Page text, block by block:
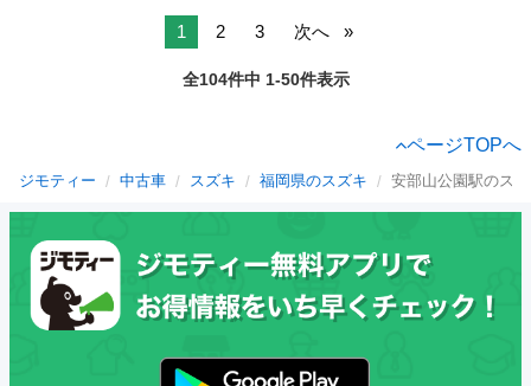
1 2 3 次へ
全104件中 1-50件表示
ページTOPへ
ジモティー 中古車 スズキ 福岡県のスズキ 安部山公園駅のス